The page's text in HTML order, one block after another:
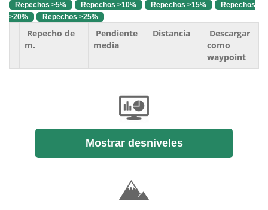
Repechos >5% Repechos >10% Repechos >15%
Repechos
>20%
Repechos >25%
Repecho de
m.
Pendiente
media
Distancia
Descargar
como
waypoint
Mostrar desniveles